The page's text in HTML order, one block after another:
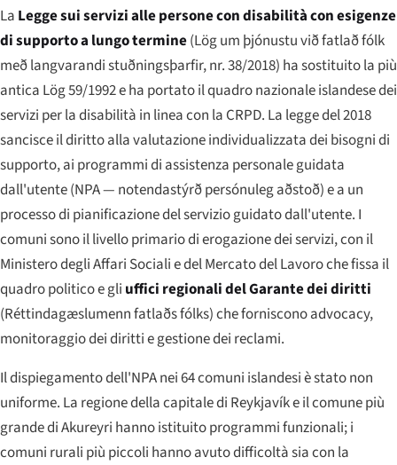
La Legge sui servizi alle persone con disabilità con esigenze
di supporto a lungo termine(Lög um þjónustu við fatlað fólk
með langvarandi stuðningsþarfir, nr. 38/2018) ha sostituito la più
antica Lög 59/1992 e ha portato il quadro nazionale islandese dei
servizi per la disabilità in linea con la CRPD. La legge del 2018
sancisce il diritto alla valutazione individualizzata dei bisogni di
supporto, ai programmi di assistenza personale guidata
dall'utente (NPA — notendastýrð persónuleg aðstoð) e a un
processo di pianificazione del servizio guidato dall'utente. I
comuni sono il livello primario di erogazione dei servizi, con il
Ministero degli Affari Sociali e del Mercato del Lavoro che fissa il
quadro politico e gli uffici regionali del Garante dei diritti
(Réttindagæslumenn fatlaðs fólks) che forniscono advocacy,
monitoraggio dei diritti e gestione dei reclami.
Il dispiegamento dell'NPA nei 64 comuni islandesi è stato non
uniforme. La regione della capitale di Reykjavík e il comune più
grande di Akureyri hanno istituito programmi funzionali; i
comuni rurali più piccoli hanno avuto difficoltà sia con la